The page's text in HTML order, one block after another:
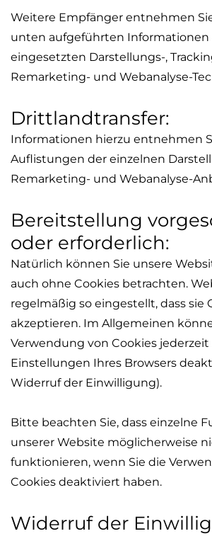
Weitere Empfänger entnehmen
unten aufgeführten Informationen
eingesetzten Darstellungs-,
Remarketing- und Webanalyse-
Drittlandtransfer:
Informationen hierzu entnehmen
Auflistungen der einzelnen
Remarketing- und Webanalyse-
Bereitstellung
oder erforderlich:
Natürlich können Sie unsere
auch ohne Cookies betrachten.
regelmäßig so eingestellt, dass sie
akzeptieren. Im Allgemeinen
Verwendung von Cookies jederzeit
Einstellungen Ihres Browsers
Widerruf der Einwilligung).
Bitte beachten Sie, dass einzelne
unserer Website möglicherweise
funktionieren, wenn Sie die
Cookies deaktiviert haben.
Widerruf der